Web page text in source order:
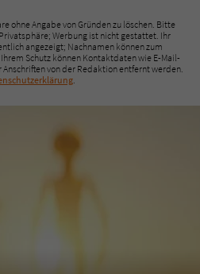
ohne Angabe von Gründen zu löschen. Bitte
Werbung ist nicht gestattet. Ihr
angezeigt; Nachnamen können zum
Schutz können Kontaktdaten wie E-Mail-
von der Redaktion entfernt werden.
.